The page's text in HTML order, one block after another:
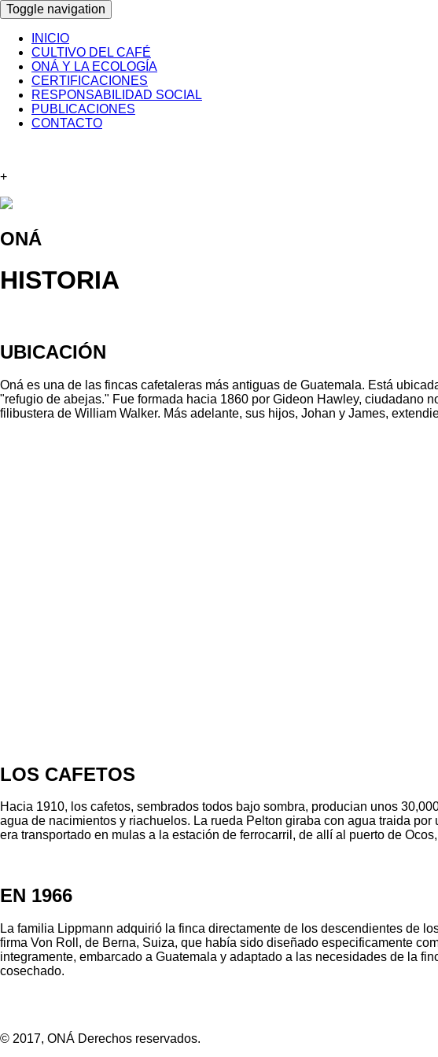
Toggle navigation
INICIO
CULTIVO DEL CAFÉ
ONÁ Y LA ECOLOGÍA
CERTIFICACIONES
RESPONSABILIDAD SOCIAL
PUBLICACIONES
CONTACTO
+
ONÁ
HISTORIA
UBICACIÓN
Oná es una de las fincas cafetaleras más antiguas de Guatemala. Está
"refugio de abejas." Fue formada hacia 1860 por Gideon Hawley, ciudadano
filibustera de William Walker. Más adelante, sus hijos, Johan y James,
LOS CAFETOS
Hacia 1910, los cafetos, sembrados todos bajo sombra, producian unos
agua de nacimientos y riachuelos. La rueda Pelton giraba con agua traida
era transportado en mulas a la estación de ferrocarril, de allí al puerto de
EN 1966
La familia Lippmann adquirió la finca directamente de los descendientes de
firma Von Roll, de Berna, Suiza, que había sido diseñado especificamente
integramente, embarcado a Guatemala y adaptado a las necesidades de la
cosechado.
© 2017, ONÁ Derechos reservados.